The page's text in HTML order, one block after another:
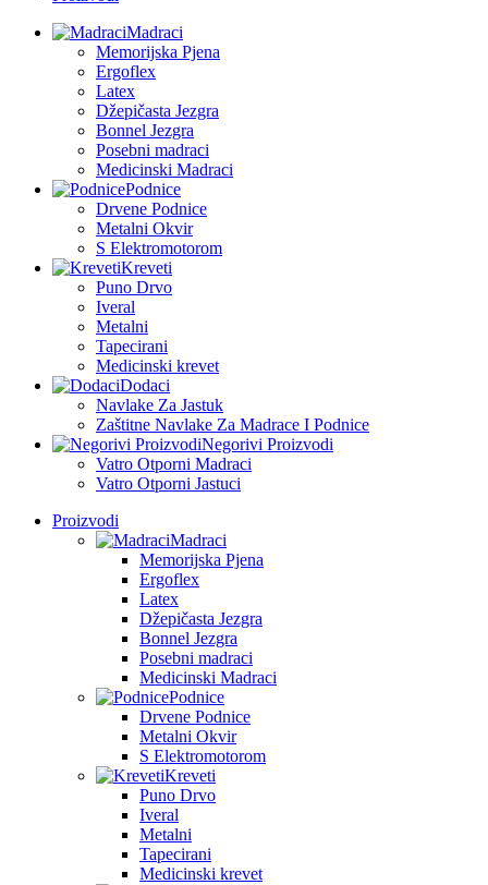
Madraci
Memorijska Pjena
Ergoflex
Latex
Džepičasta Jezgra
Bonnel Jezgra
Posebni madraci
Medicinski Madraci
Podnice
Drvene Podnice
Metalni Okvir
S Elektromotorom
Kreveti
Puno Drvo
Iveral
Metalni
Tapecirani
Medicinski krevet
Dodaci
Navlake Za Jastuk
Zaštitne Navlake Za Madrace I Podnice
Negorivi Proizvodi
Vatro Otporni Madraci
Vatro Otporni Jastuci
Proizvodi
Madraci
Memorijska Pjena
Ergoflex
Latex
Džepičasta Jezgra
Bonnel Jezgra
Posebni madraci
Medicinski Madraci
Podnice
Drvene Podnice
Metalni Okvir
S Elektromotorom
Kreveti
Puno Drvo
Iveral
Metalni
Tapecirani
Medicinski krevet